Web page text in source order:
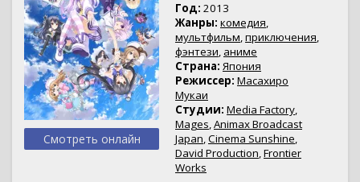
Смотреть онлайн
Год: 2013
Жанры: комедия,
мультфильм,приключения,
фэнтези, аниме
Страна: Япония
Режиссер: Масахиро
Мукаи
Студии: Media Factory,
Mages,Animax Broadcast
Japan,Cinema Sunshine,
David Production,Frontier
Works